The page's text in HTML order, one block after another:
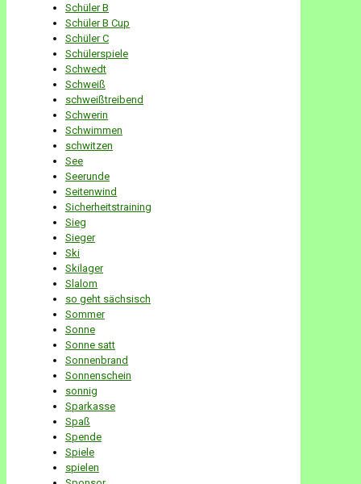
Schüler B
Schüler B Cup
Schüler C
Schülerspiele
Schwedt
Schweiß
schweißtreibend
Schwerin
Schwimmen
schwitzen
See
Seerunde
Seitenwind
Sicherheitstraining
Sieg
Sieger
Ski
Skilager
Slalom
so geht sächsisch
Sommer
Sonne
Sonne satt
Sonnenbrand
Sonnenschein
sonnig
Sparkasse
Spaß
Spende
Spiele
spielen